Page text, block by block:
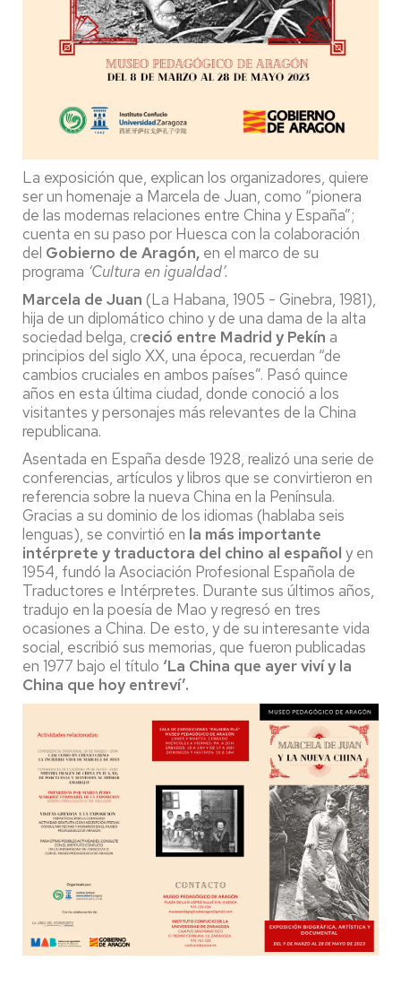
La exposición que, explican los organizadores, quiere
ser un homenaje a Marcela de Juan, como “pionera
de las modernas relaciones entre China y España”;
cuenta en su paso por Huesca con la colaboración
del Gobierno de Aragón, en el marco de su
programa ‘Cultura en igualdad’.
Marcela de Juan (La Habana, 1905 - Ginebra, 1981),
hija de un diplomático chino y de una dama de la alta
sociedad belga, creció entre Madrid y Pekín a
principios del siglo XX, una época, recuerdan “de
cambios cruciales en ambos países”. Pasó quince
años en esta última ciudad, donde conoció a los
visitantes y personajes más relevantes de la China
republicana.
Asentada en España desde 1928, realizó una serie de
conferencias, artículos y libros que se convirtieron en
referencia sobre la nueva China en la Península.
Gracias a su dominio de los idiomas (hablaba seis
lenguas), se convirtió en la más importante
intérprete y traductora del chino al español y en
1954, fundó la Asociación Profesional Española de
Traductores e Intérpretes. Durante sus últimos años,
tradujo en la poesía de Mao y regresó en tres
ocasiones a China. De esto, y de su interesante vida
social, escribió sus memorias, que fueron publicadas
en 1977 bajo el título ‘La China que ayer viví y la
China que hoy entreví’.